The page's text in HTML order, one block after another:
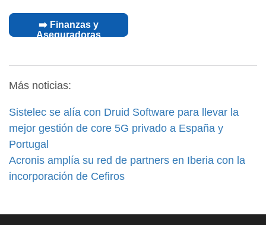
➡️ Finanzas y
Aseguradoras
Más noticias:
Sistelec se alía con Druid Software para llevar la
mejor gestión de core 5G privado a España y
Portugal
Acronis amplía su red de partners en Iberia con la
incorporación de Cefiros